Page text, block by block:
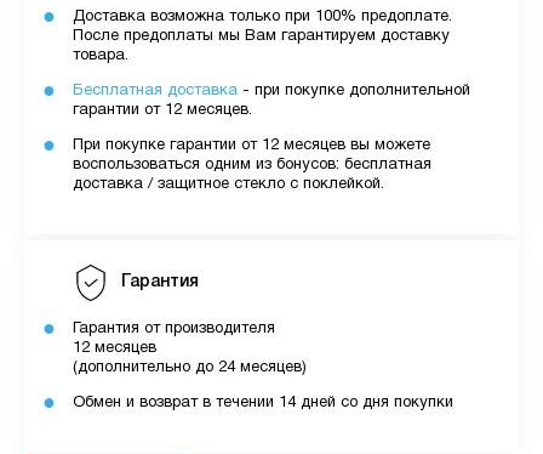
Доставка возможна только при 100% предоплате.
После предоплаты мы Вам гарантируем доставку
товара.
Бесплатная доставка - при покупке дополнительной
гарантии от 12 месяцев.
При покупке гарантии от 12 месяцев вы можете
воспользоваться одним из бонусов: бесплатная
доставка / защитное стекло с поклейкой.
Гарантия
Гарантия от производителя
12 месяцев
(дополнительно до 24 месяцев)
Обмен и возврат в течении 14 дней со дня покупки